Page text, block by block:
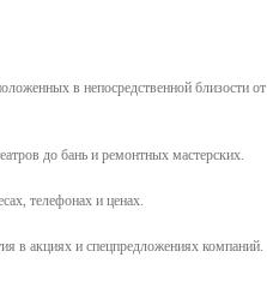
в непосредственной близости от
до бань и ремонтных мастерских.
телефонах и ценах.
в акциях и спецпредложениях компаний.